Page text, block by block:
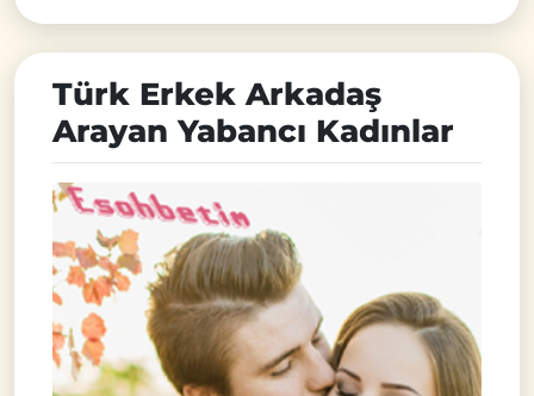
Türk Erkek Arkadaş
Arayan Yabancı Kadınlar